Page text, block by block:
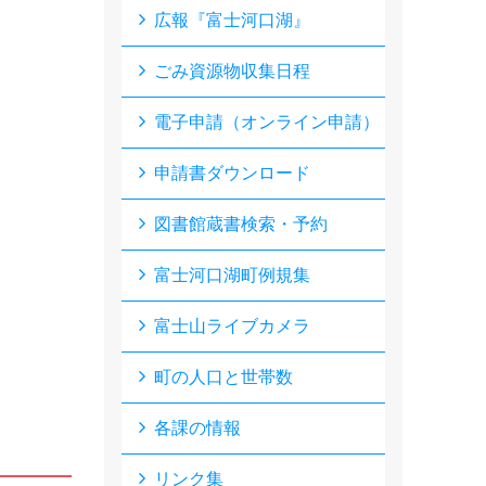
広報『富士河口湖』
ごみ資源物収集日程
電子申請（オンライン申請）
申請書ダウンロード
図書館蔵書検索・予約
富士河口湖町例規集
富士山ライブカメラ
町の人口と世帯数
各課の情報
リンク集